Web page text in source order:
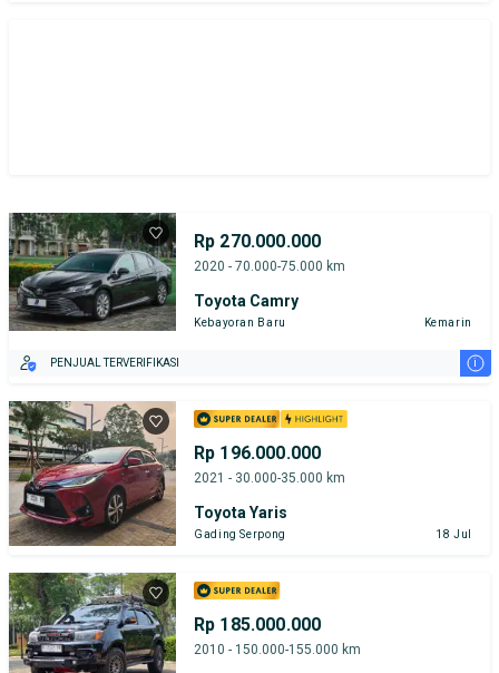
Rp 270.000.000
2020 - 70.000-75.000 km
Toyota Camry
Kebayoran Baru Kemarin
PENJUAL TERVERIFIKASI i
Rp 196.000.000
2021 - 30.000-35.000 km
Toyota Yaris
Gading Serpong 18 Jul
Rp 185.000.000
2010 - 150.000-155.000 km